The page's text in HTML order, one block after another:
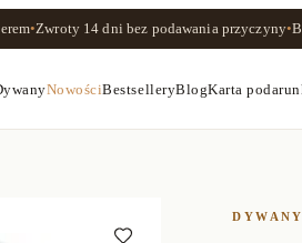
•Zwroty 14 dnibez podawania przyczyny•
NowościBestselleryBlogKarta